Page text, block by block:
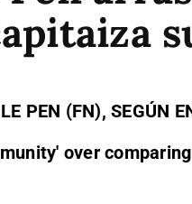
PEN (FN), SEGÚN